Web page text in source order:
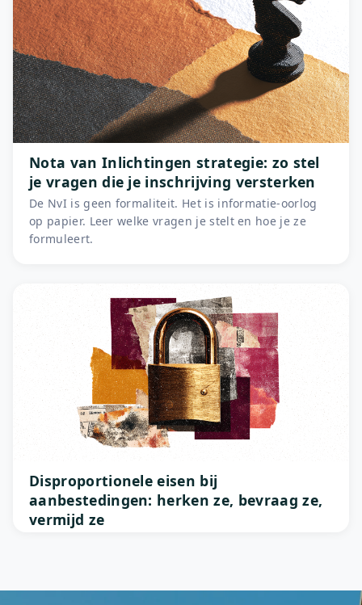
Nota van Inlichtingen strategie: zo stel
je vragen die je inschrijving versterken
De NvI is geen formaliteit. Het is informatie-oorlog
op papier. Leer welke vragen je stelt en hoe je ze
formuleert.
Disproportionele eisen bij
aanbestedingen: herken ze, bevraag ze,
vermijd ze